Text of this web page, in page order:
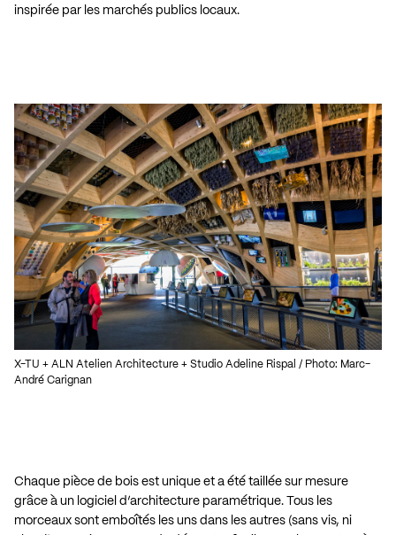
inspirée par les marchés publics locaux.
X-TU + ALN Atelien Architecture + Studio Adeline Rispal / Photo: Marc-
André Carignan
Chaque pièce de bois est unique et a été taillée sur mesure
grâce à un logiciel d’architecture paramétrique. Tous les
morceaux sont emboîtés les uns dans les autres (sans vis, ni